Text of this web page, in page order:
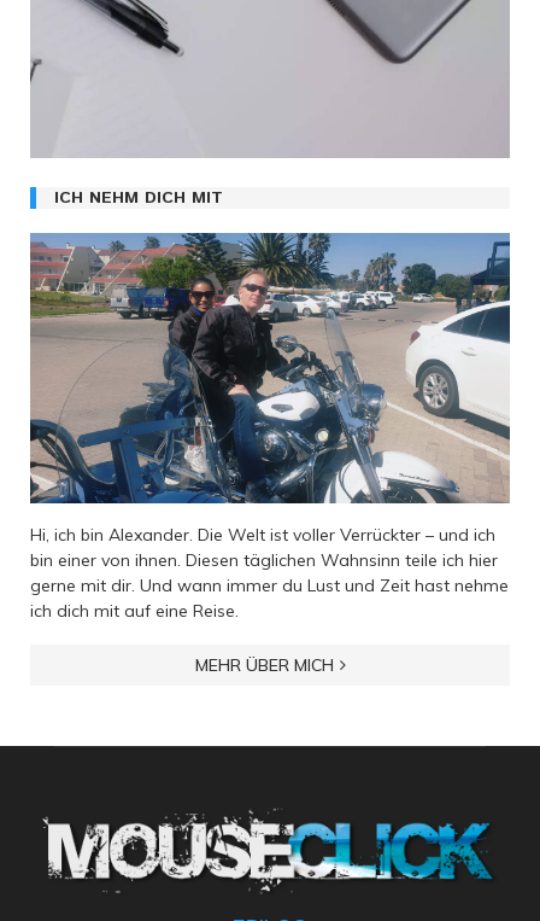
ICH NEHM DICH MIT
Hi, ich bin Alexander. Die Welt ist voller Verrückter – und ich
bin einer von ihnen. Diesen täglichen Wahnsinn teile ich hier
gerne mit dir. Und wann immer du Lust und Zeit hast nehme
ich dich mit auf eine Reise.
MEHR ÜBER MICH